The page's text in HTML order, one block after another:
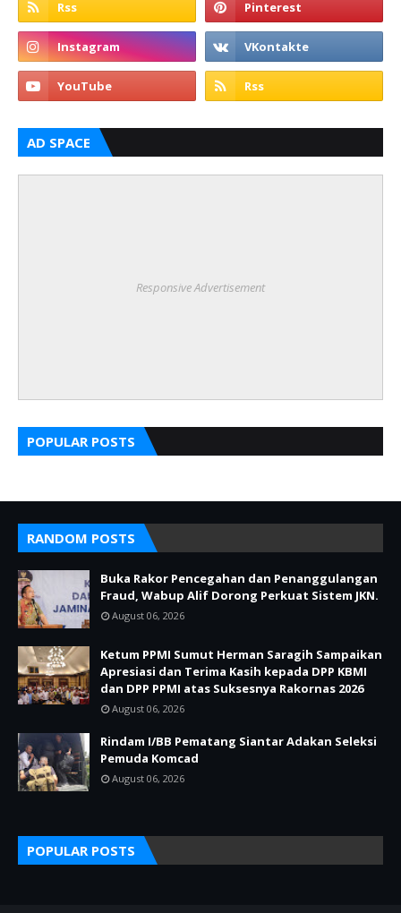
AD SPACE
Responsive Advertisement
POPULAR POSTS
RANDOM POSTS
Buka Rakor Pencegahan dan Penanggulangan
Fraud, Wabup Alif Dorong Perkuat Sistem JKN.
August 06, 2026
Ketum PPMI Sumut Herman Saragih Sampaikan
Apresiasi dan Terima Kasih kepada DPP KBMI
dan DPP PPMI atas Suksesnya Rakornas 2026
August 06, 2026
Rindam I/BB Pematang Siantar Adakan Seleksi
Pemuda Komcad
August 06, 2026
POPULAR POSTS